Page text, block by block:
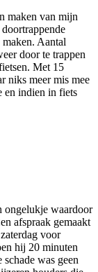
maken van mijn
Aantal
door te trappen
Met 15
niks meer mis mee
en indien in fiets
ongelukje waardoor
afspraak gemaakt
voor
hij 20 minuten
was geen